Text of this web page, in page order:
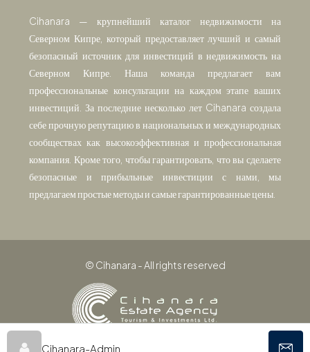
Cihanara-Admin
Cihanara — крупнейший каталог недвижимости на
Северном Кипре, который предоставляет лучший и самый
безопасный источник для инвестиций в недвижимость на
Северном Кипре. Наша команда предлагает вам
профессиональные консультации на каждом этапе ваших
инвестиций. За последние несколько лет Cihanara создала
себе прочную репутацию в национальных и международных
сообществах как высокоэффективная и профессиональная
компания. Кроме того, чтобы гарантировать, что вы сделаете
безопасные и прибыльные инвестиции с нами, мы
предлагаем простые методы и самые гарантированные цены.
© Cihanara - All rights reserved